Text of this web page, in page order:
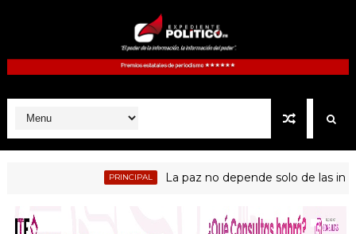
PRINCIPAL La paz no depende solo de las